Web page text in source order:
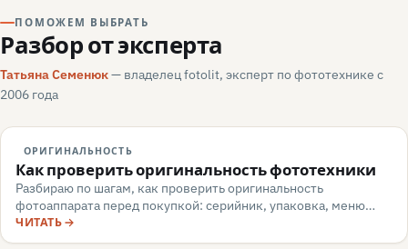
ПОМОЖЕМ ВЫБРАТЬ
Разбор от эксперта
Татьяна Семенюк— владелец fotolit, эксперт по фототехнике с
2006 года
ОРИГИНАЛЬНОСТЬ
Как проверить оригинальность фототехники
Разбираю по шагам, как проверить оригинальность
фотоаппарата перед покупкой: серийник, упаковка, меню
камеры, маркировка, документы — и какие красные флаги
говорят о подделке или сером импорте.
ЧИТАТЬ